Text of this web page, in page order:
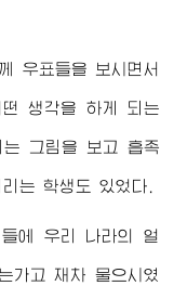
우표들을 보시면서
생각을 하게 되는
는 그림을 보고 흡족
는 학생도 있었다.
에 우리 나라의 얼
가고 재차 물으시였